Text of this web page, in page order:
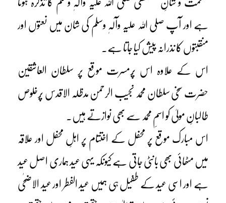
عظمت و شانِ مصطفی صلی اللہ علیہ وآلہٖ وسلم کا تذکرہ ہوتا
ہے اور آپ صلی اللہ علیہ وآلہٖ وسلم کی شان میں نعتوں اور
منقبتوں کا نذرانہ پیش کیا جاتا ہے۔
اس کے علاوہ اس پُرمسرت موقع پر سلطان العاشقین
حضرت سخی سلطان محمد نجیب الرحمن مدظلہ الاقدس پُرخلوص
طالبانِ مولیٰ کو اسمِ محمد سے بھی نوازتے ہیں۔
اس مبارک موقع پر محفل کے اختتام پر اہلِ محفل اور علاقہ
میں مٹھائی بھی بانٹی جاتی ہے کیونکہ یہی عید ہماری اصل عید
ہے اور اسی عید کے طفیل ہی ہمیں عید الفطر اور عید الاضحٰی